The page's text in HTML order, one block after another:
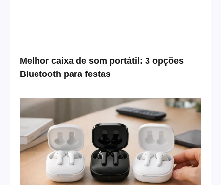
Melhor caixa de som portátil: 3 opções
Bluetooth para festas